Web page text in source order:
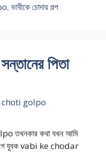
, ভাবীকে চোদার গল্প
পিতা
choti golpo
কথা যখন আমি
যুবক vabi ke chodar